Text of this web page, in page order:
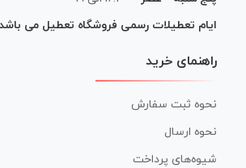
ایام تعطیلات رسمی فروشگاه تعطیل می باشد
راهنمای خرید
نحوه ثبت سفارش
نحوه ارسال
شیوه‌های پرداخت